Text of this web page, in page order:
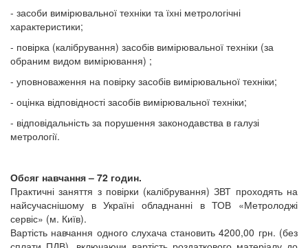
- засоби вимірювальної техніки та їхні метрологічні
характеристики;
- повірка (калібрування) засобів вимірювальної техніки (за
обраним видом вимірювання) ;
- уповноваження на повірку засобів вимірювальної техніки;
- оцінка відповідності засобів вимірювальної техніки;
- відповідальність за порушення законодавства в галузі
метрології.
Обсяг навчання – 72 годин.
Практичні заняття з повірки (калібрування) ЗВТ проходять на
найсучаснішому в Україні обладнанні в ТОВ «Метролоджі
сервіс» (м. Київ).
Вартість навчання одного слухача становить 4200,00 грн. (без